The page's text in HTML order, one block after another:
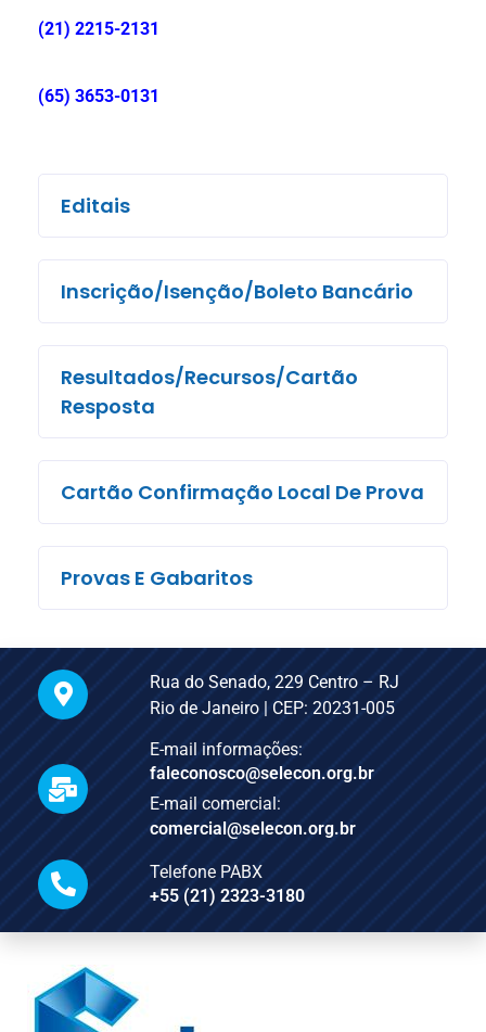
(21) 2215-2131
(65) 3653-0131
Editais
Inscrição/Isenção/Boleto Bancário
Resultados/Recursos/Cartão
Resposta
Cartão Confirmação Local De Prova
Provas E Gabaritos
Rua do Senado, 229 Centro – RJ
Rio de Janeiro | CEP: 20231-005
E-mail informações:
faleconosco@selecon.org.br
E-mail comercial:
comercial@selecon.org.br
Telefone PABX
+55 (21) 2323-3180